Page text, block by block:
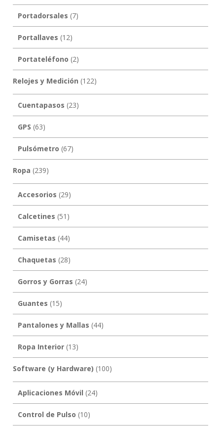
Portadorsales (7)
Portallaves (12)
Portateléfono (2)
Relojes y Medición (122)
Cuentapasos (23)
GPS (63)
Pulsómetro (67)
Ropa (239)
Accesorios (29)
Calcetines (51)
Camisetas (44)
Chaquetas (28)
Gorros y Gorras (24)
Guantes (15)
Pantalones y Mallas (44)
Ropa Interior(13)
Software (y Hardware) (100)
Aplicaciones Móvil (24)
Control de Pulso (10)